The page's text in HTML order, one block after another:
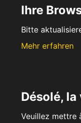
Ihre
Bitte
Mehr erfahren
Désolé,
Veuillez mettre